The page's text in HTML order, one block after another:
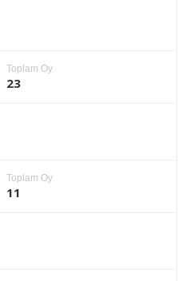
Toplam Oy
23
Toplam Oy
11